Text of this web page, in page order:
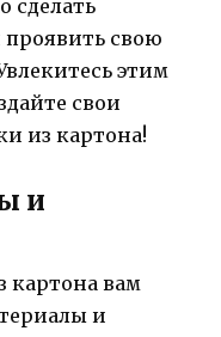
сделать
свою
этим
свои
из картона!
и
картона вам
и